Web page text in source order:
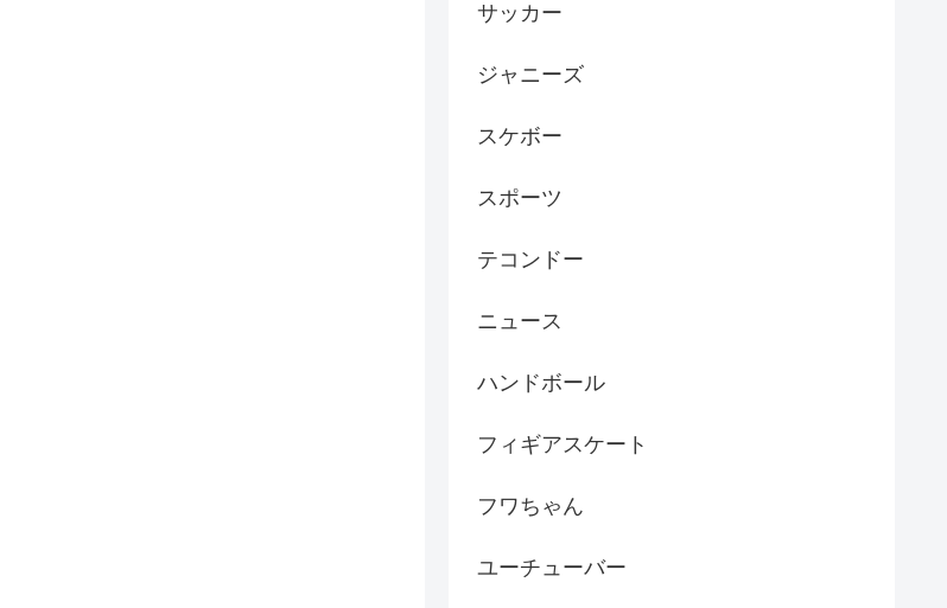
サッカー
ジャニーズ
スケボー
スポーツ
テコンドー
ニュース
ハンドボール
フィギアスケート
フワちゃん
ユーチューバー